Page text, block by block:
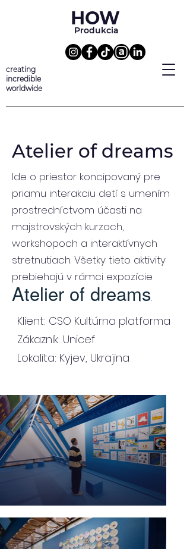
HOW
Produkcia
creating
incredible
worldwide
Atelier of dreams
Ide o priestor koncipovaný pre
priamu interakciu detí s umením
prostredníctvom účasti na
majstrovských kurzoch,
workshopoch a interaktívnych
stretnutiach. Všetky tieto aktivity
prebiehajú v rámci expozície
Atelier of dreams.
Klient: CSO Kultúrna platforma
Zákazník: Unicef
Lokalita: Kyjev, Ukrajina